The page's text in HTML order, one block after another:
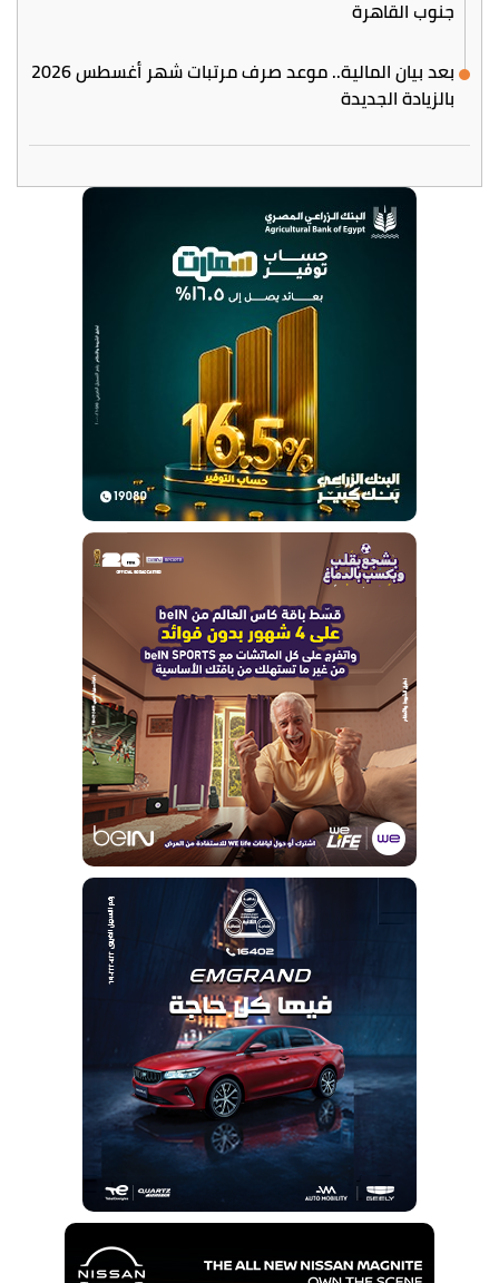
جنوب القاهرة
بعد بيان المالية.. موعد صرف مرتبات شهر أغسطس 2026
بالزيادة الجديدة